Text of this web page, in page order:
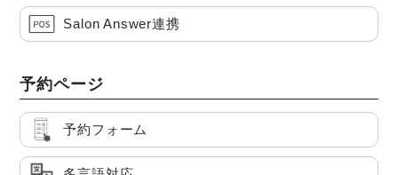
Salon Answer連携
予約ページ
予約フォーム